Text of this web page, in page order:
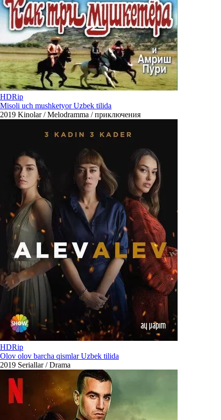
HDRip
Misoli uch mushketyor Uzbek tilida
2019 Kinolar / Melodramma / приключения
HDRip
Olov olov barcha qismlar Uzbek tilida
2019 Seriallar / Drama